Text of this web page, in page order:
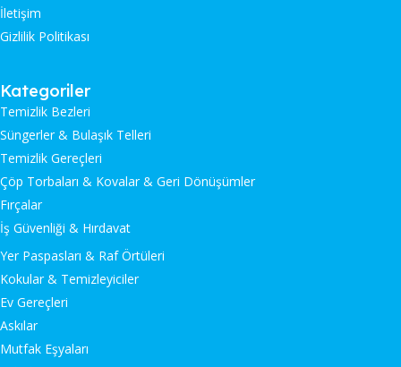
İletişim
Gizlilik Politikası
Kategoriler
Temizlik Bezleri
Süngerler & Bulaşık Telleri
Temizlik Gereçleri
Çöp Torbaları & Kovalar & Geri Dönüşümler
Fırçalar
İş Güvenliği & Hırdavat
Yer Paspasları & Raf Örtüleri
Kokular & Temizleyiciler
Ev Gereçleri
Askılar
Mutfak Eşyaları